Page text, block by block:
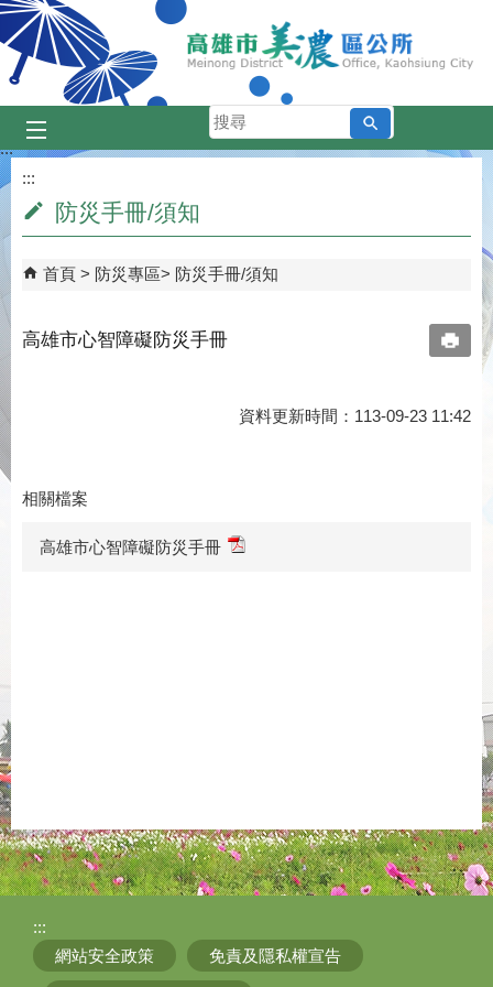
跳到主要內容區塊
搜
尋
:::
:::
防災手冊/須知
首頁 防災專區 防災手冊/須知
高雄市心智障礙防災手冊
資料更新時間：113-09-23 11:42
相關檔案
高雄市心智障礙防災手冊
:::
網站安全政策
免責及隱私權宣告